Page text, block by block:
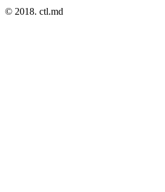
© 2018. ctl.md